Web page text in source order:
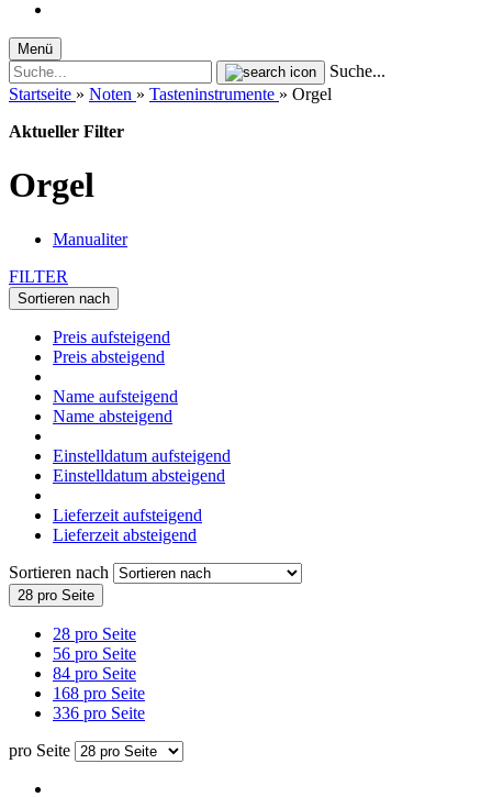
Menü
Suche...
Startseite » Noten » Tasteninstrumente » Orgel
Aktueller Filter
Orgel
Manualiter
FILTER
Sortieren nach
Preis aufsteigend
Preis absteigend
Name aufsteigend
Name absteigend
Einstelldatum aufsteigend
Einstelldatum absteigend
Lieferzeit aufsteigend
Lieferzeit absteigend
Sortieren nach
28 pro Seite
28 pro Seite
56 pro Seite
84 pro Seite
168 pro Seite
336 pro Seite
pro Seite